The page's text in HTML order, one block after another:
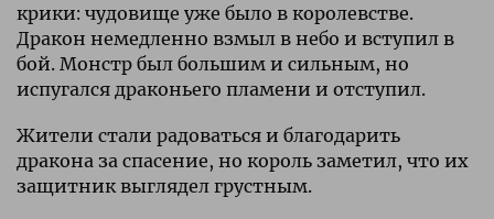
крики: чудовище уже было в королевстве.
Дракон немедленно взмыл в небо и вступил в
бой. Монстр был большим и сильным, но
испугался драконьего пламени и отступил.
Жители стали радоваться и благодарить
дракона за спасение, но король заметил, что их
защитник выглядел грустным.